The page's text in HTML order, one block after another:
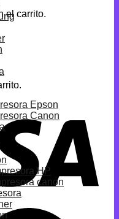
el carrito.
Epson
Canon
HP
canon